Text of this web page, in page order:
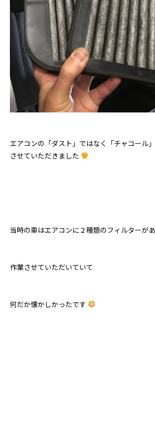
エアコンの「ダスト」ではなく「チャコール
させていただきました
当時の車はエアコンに２種類のフィルターが
作業させていただいていて
何だか懐かしかったです